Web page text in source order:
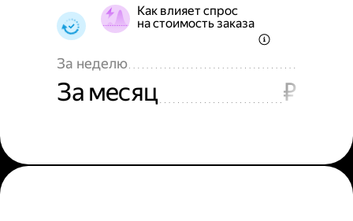
Как влияет спрос
на стоимость заказа
За неделю
За месяц ₽